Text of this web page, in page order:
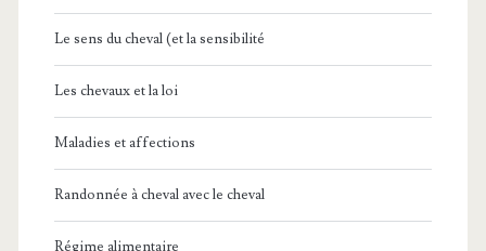
Le sens du cheval (et la sensibilité
Les chevaux et la loi
Maladies et affections
Randonnée à cheval avec le cheval
Régime alimentaire